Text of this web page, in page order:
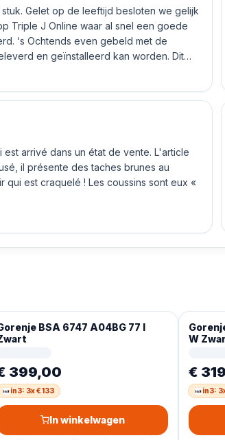
Gelet op de leeftijd besloten we gelijk
Triple J Online waar al snel een goede
de
en geïnstalleerd kan worden. Dit
prijzen. De vriendelijke medewerker
Het bleken geen loze woorden: om 16.00
ver
arrivé dans un état de vente. L'article
il présente des taches brunes au
est craquelé ! Les coussins sont eux «
BSA 6747 A04BG 77 l
399,00
in3: 3x € 133
In winkelwagen
W
€
in3: